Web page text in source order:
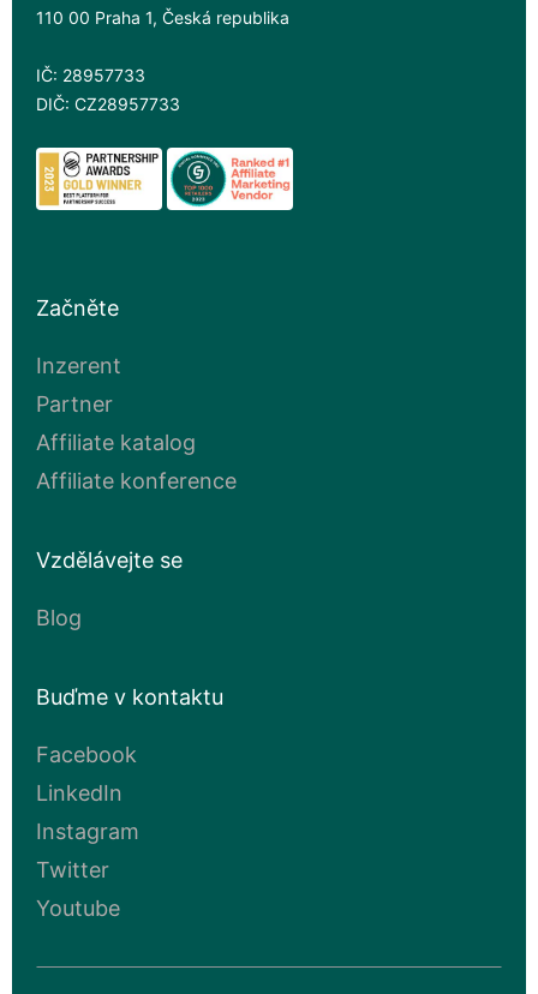
110 00 Praha 1, Česká republika
IČ: 28957733
DIČ: CZ28957733
Začněte
Inzerent
Partner
Affiliate katalog
Affiliate konference
Vzdělávejte se
Blog
Buďme v kontaktu
Facebook
LinkedIn
Instagram
Twitter
Youtube